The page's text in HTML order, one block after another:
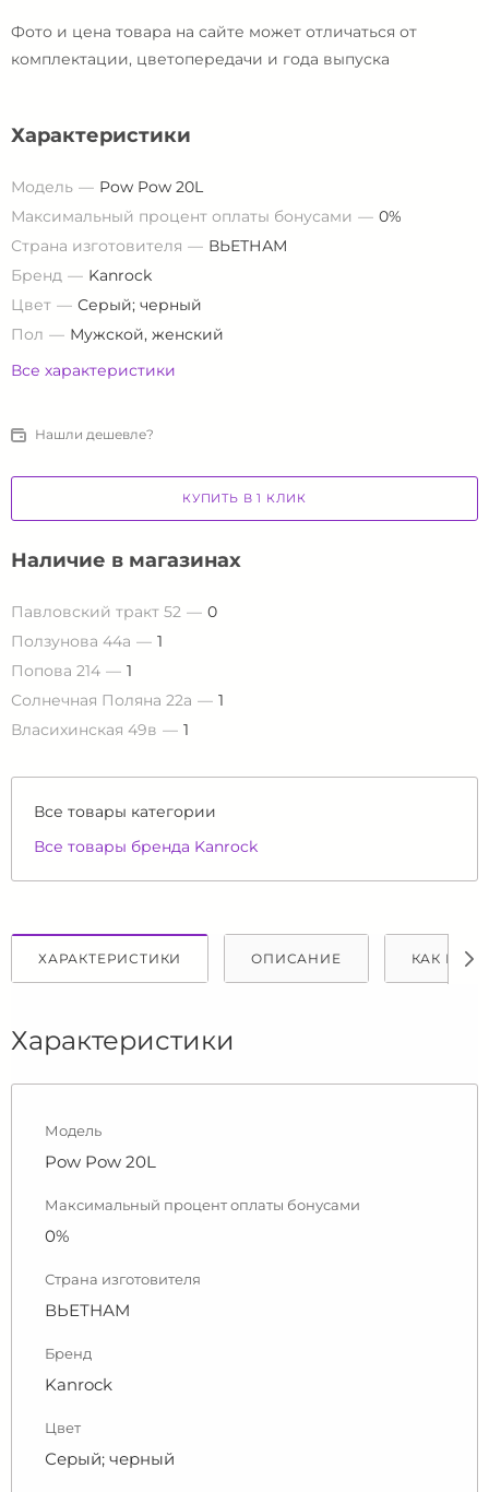
Фото и цена товара на сайте может отличаться от
комплектации, цветопередачи и года выпуска
Характеристики
Модель
Pow Pow 20L
Максимальный процент оплаты бонусами
0%
Страна изготовителя
ВЬЕТНАМ
Бренд
Kanrock
Цвет
Серый; черный
Пол
Мужской, женский
Все характеристики
Нашли дешевле?
КУПИТЬ В 1 КЛИК
Наличие в магазинах
Павловский тракт 52
0
Ползунова 44а
1
Попова 214
1
Солнечная Поляна 22а
1
Власихинская 49в
1
Все товары категории
Все товары бренда Kanrock
ХАРАКТЕРИСТИКИ ОПИСАНИЕ КАК
Характеристики
Модель
Pow Pow 20L
Максимальный процент оплаты бонусами
0%
Страна изготовителя
ВЬЕТНАМ
Бренд
Kanrock
Цвет
Серый; черный